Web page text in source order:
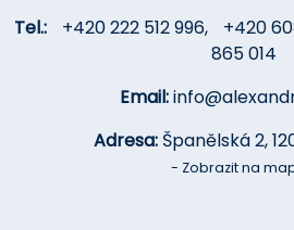
Tel.: +420 222 512 996, +420
865 014
Email:
Adresa: Španělská 2,
- Zobrazit na